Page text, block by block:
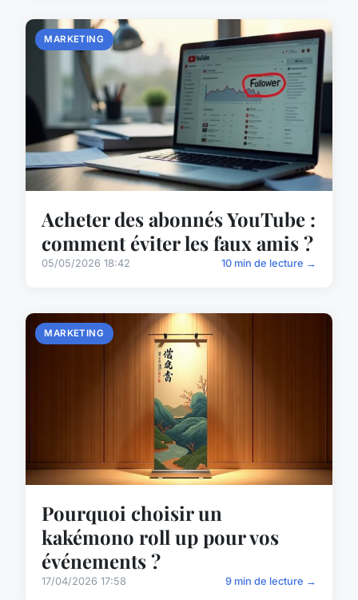
MARKETING
Acheter des abonnés YouTube :
comment éviter les faux amis ?
05/05/2026 18:42 10 min de lecture →
MARKETING
Pourquoi choisir un
kakémono roll up pour vos
événements ?
17/04/2026 17:58 9 min de lecture →